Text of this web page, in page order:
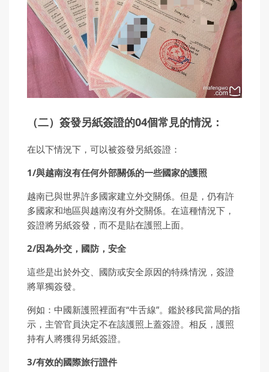
（二）簽發另紙簽證的04個常見的情況：
在以下情況下，可以被簽發另紙簽證：
1/與越南沒有任何外部關係的一些國家的護照
越南已與世界許多國家建立外交關係。但是，仍有許
多國家和地區與越南沒有外交關係。在這種情況下，
簽證將另紙簽發，而不是貼在護照上面。
2/因為外交，國防，安全
這些是出於外交、國防或安全原因的特殊情況，簽證
將單獨簽發。
例如：中國新護照裡面有“牛舌線”。鑑於移民當局的指
示，主管官員決定不在該護照上蓋簽證。相反，護照
持有人將獲得另紙簽證。
3/有效的國際旅行證件